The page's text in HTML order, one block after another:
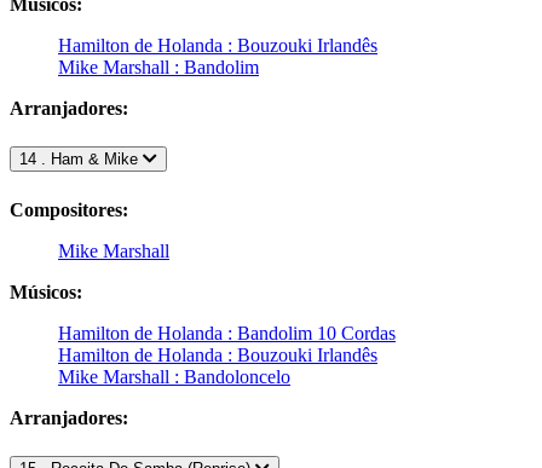
Músicos:
Hamilton de Holanda : Bouzouki Irlandês
Mike Marshall : Bandolim
Arranjadores:
14 . Ham & Mike
Compositores:
Mike Marshall
Músicos:
Hamilton de Holanda : Bandolim 10 Cordas
Hamilton de Holanda : Bouzouki Irlandês
Mike Marshall : Bandoloncelo
Arranjadores: